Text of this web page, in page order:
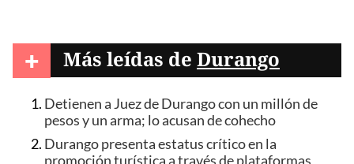
+ Más leídas de Durango
Detienen a Juez de Durango con un millón de
pesos y un arma; lo acusan de cohecho
Durango presenta estatus crítico en la